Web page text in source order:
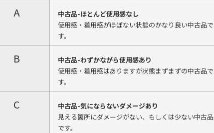
A
中古品-ほとんど使用感なし
使用感・着用感がほぼない状態のかなり良い中古品で
す。
B
中古品-わずかながら使用感あり
使用感・着用感はありますが状態まずまずの中古品で
す。
C
中古品-気にならないダメージあり
見える箇所にダメージがない、もしくは少ない中古品
です。